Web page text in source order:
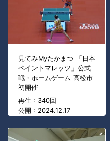
見てみMyたかまつ 「日本
ペイントマレッツ」公式
戦・ホームゲーム 高松市
初開催
再生 : 340回
公開 : 2024.12.17